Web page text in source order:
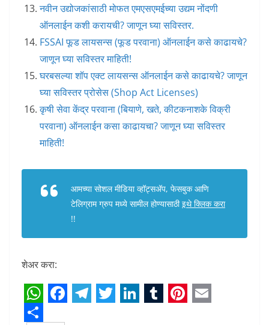
नवीन उद्योजकांसाठी मोफत एमएसएमईच्या उद्यम नोंदणी
ऑनलाईन कशी करायची? जाणून घ्या सविस्तर.
FSSAI फूड लायसन्स (फूड परवाना) ऑनलाईन कसे काढायचे?
जाणून घ्या सविस्तर माहिती!
घरबसल्या शॉप एक्ट लायसन्स ऑनलाईन कसे काढायचे? जाणून
घ्या सविस्तर प्रोसेस (Shop Act Licenses)
कृषी सेवा केंद्र परवाना (बियाणे, खते, कीटकनाशके विक्री
परवाना) ऑनलाईन कसा काढायचा? जाणून घ्या सविस्तर
माहिती!
आमच्या सोशल मीडिया व्हॉट्सअ‍ॅप, फेसबुक आणि
टेलिग्राम ग्रुप मध्ये सामील होण्यासाठीइथे क्लिक करा
!!
शेअर करा:
W